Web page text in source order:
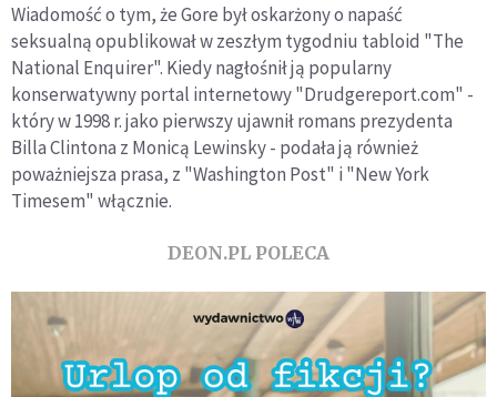
Wiadomość o tym, że Gore był oskarżony o napaść
seksualną opublikował w zeszłym tygodniu tabloid "The
National Enquirer". Kiedy nagłośnił ją popularny
konserwatywny portal internetowy "Drudgereport.com" -
który w 1998 r. jako pierwszy ujawnił romans prezydenta
Billa Clintona z Monicą Lewinsky - podała ją również
poważniejsza prasa, z "Washington Post" i "New York
Timesem" włącznie.
DEON.PL POLECA